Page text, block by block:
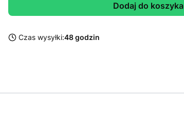
Dodaj do koszyka
Czas wysyłki:48 godzin